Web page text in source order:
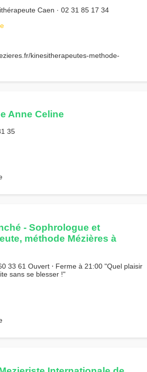
Caen · 02 31 85 17 34
kinesitherapeutes-methode-
Anne Celine
35
- Sophrologue et
méthode Mézières à
33 61 Ouvert ⋅ Ferme à 21:00 "Quel plaisir
sans se blesser !"